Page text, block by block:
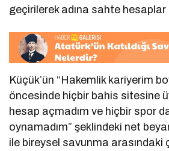
geçirilerek adına sahte hesaplar
Küçük’ün “Hakemlik kariyerim
öncesinde hiçbir bahis sitesine
hesap açmadım ve hiçbir spor
oynamadım” şeklindeki net
ile bireysel savunma arasındaki